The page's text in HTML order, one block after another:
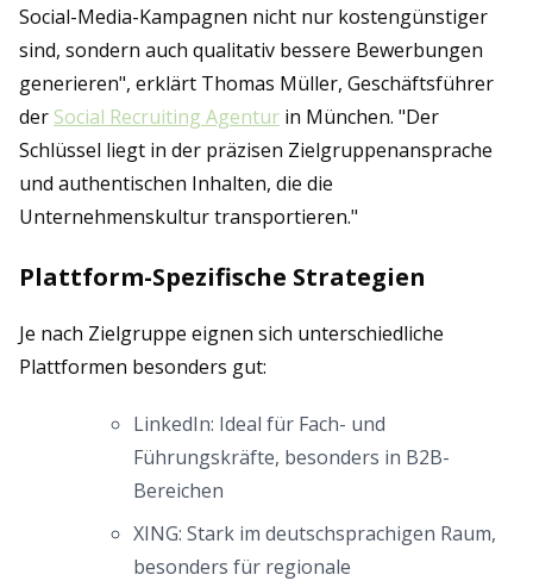
Social-Media-Kampagnen nicht nur kostengünstiger
sind, sondern auch qualitativ bessere Bewerbungen
generieren", erklärt Thomas Müller, Geschäftsführer
der Social Recruiting Agentur in München. "Der
Schlüssel liegt in der präzisen Zielgruppenansprache
und authentischen Inhalten, die die
Unternehmenskultur transportieren."
Plattform-Spezifische Strategien
Je nach Zielgruppe eignen sich unterschiedliche
Plattformen besonders gut:
LinkedIn: Ideal für Fach- und
Führungskräfte, besonders in B2B-
Bereichen
XING: Stark im deutschsprachigen Raum,
besonders für regionale